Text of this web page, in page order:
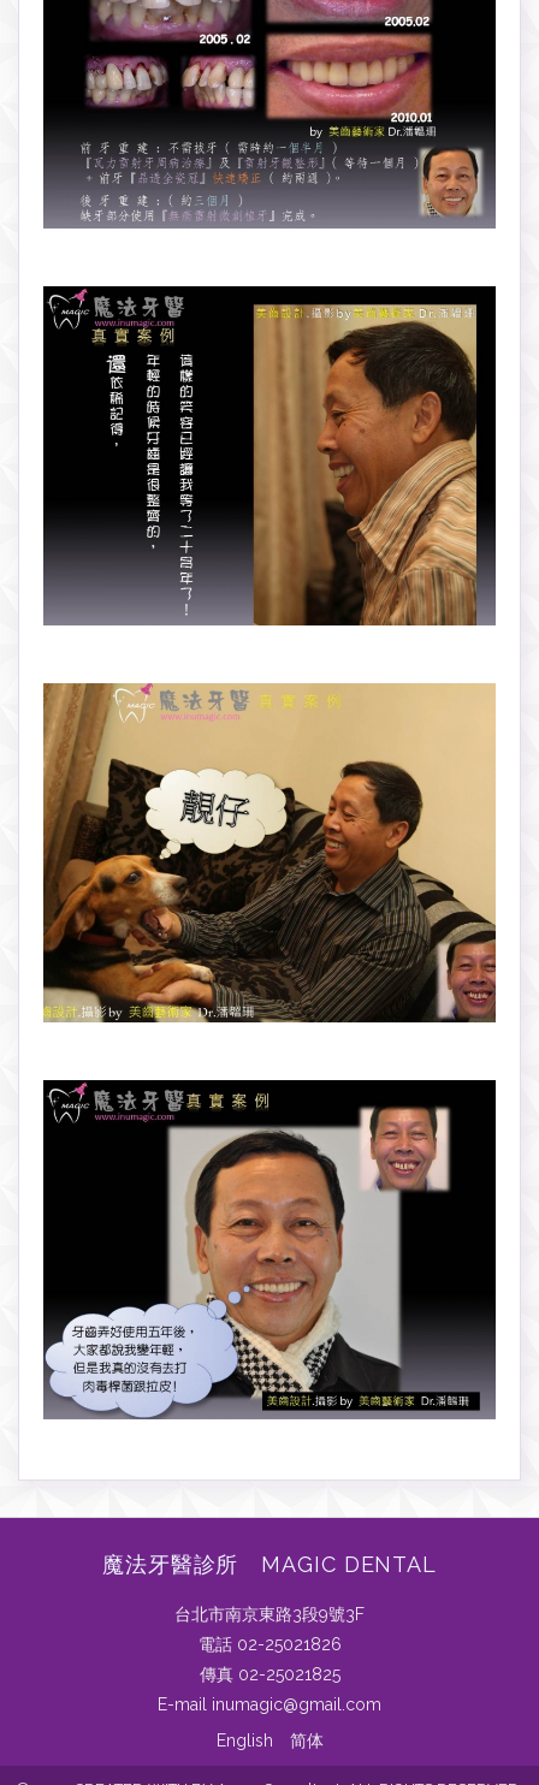
魔法牙醫診所 MAGIC DENTAL
台北市南京東路3段9號3F
電話 02-25021826
傳真 02-25021825
E-mail inumagic@gmail.com
English
简体